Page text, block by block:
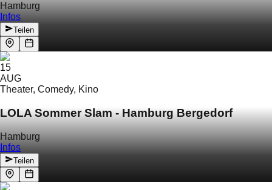
Hamburg
Infos
Teilen
15
AUG
Theater, Comedy, Kino
LOLA Sommer Slam - Hamburg Bergedorf
Hamburg
Infos
Teilen